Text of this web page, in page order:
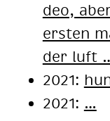
deo,
ers­ten
der luft
2021:
2021: …